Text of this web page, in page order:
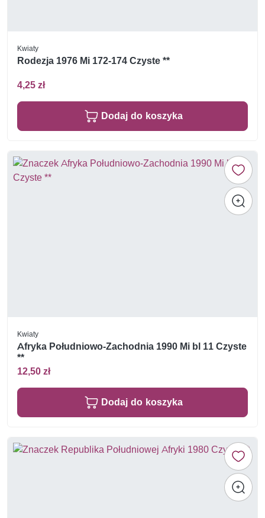
Kwiaty
Rodezja 1976 Mi 172-174 Czyste **
4,25 zł
Dodaj do koszyka
Kwiaty
Afryka Południowo-Zachodnia 1990 Mi bl 11 Czyste
**
12,50 zł
Dodaj do koszyka